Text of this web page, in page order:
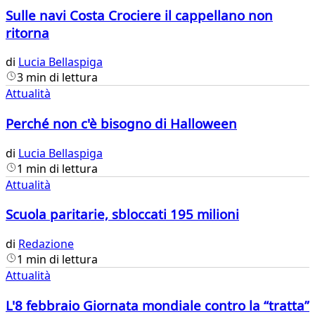
Sulle navi Costa Crociere il cappellano non
ritorna
di Lucia Bellaspiga
3 min di lettura
Attualità
Perché non c'è bisogno di Halloween
di Lucia Bellaspiga
1 min di lettura
Attualità
Scuola paritarie, sbloccati 195 milioni
di Redazione
1 min di lettura
Attualità
L'8 febbraio Giornata mondiale contro la “tratta”